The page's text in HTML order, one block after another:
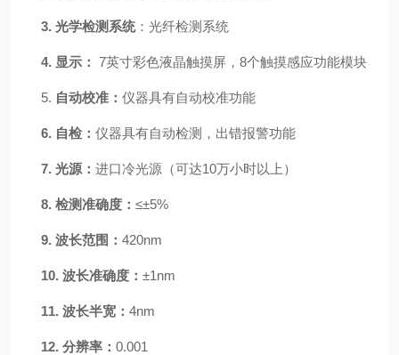
3. 光学检测系统：光纤检测系统
4. 显示： 7英寸彩色液晶触摸屏 ， 8个触摸感应功能模块
5. 自动校准： 仪器具有自动校准功能
6. 自检： 仪器具有自动检测，出错报警功能
7. 光源： 进口冷光源（可达10万小时以上）
8. 检测准确度： ≤±5%
9. 波长范围： 420nm
10. 波长准确度： ±1nm
11. 波长半宽： 4nm
12. 分辨率： 0.001